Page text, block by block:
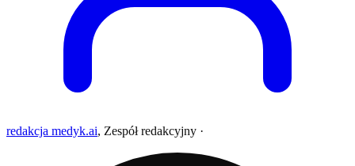
redakcja medyk.ai, Zespół redakcyjny ·